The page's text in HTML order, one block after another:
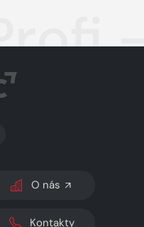
SVĚTLÝ/TMAVÝ REŽIM
O nás
Kontakty